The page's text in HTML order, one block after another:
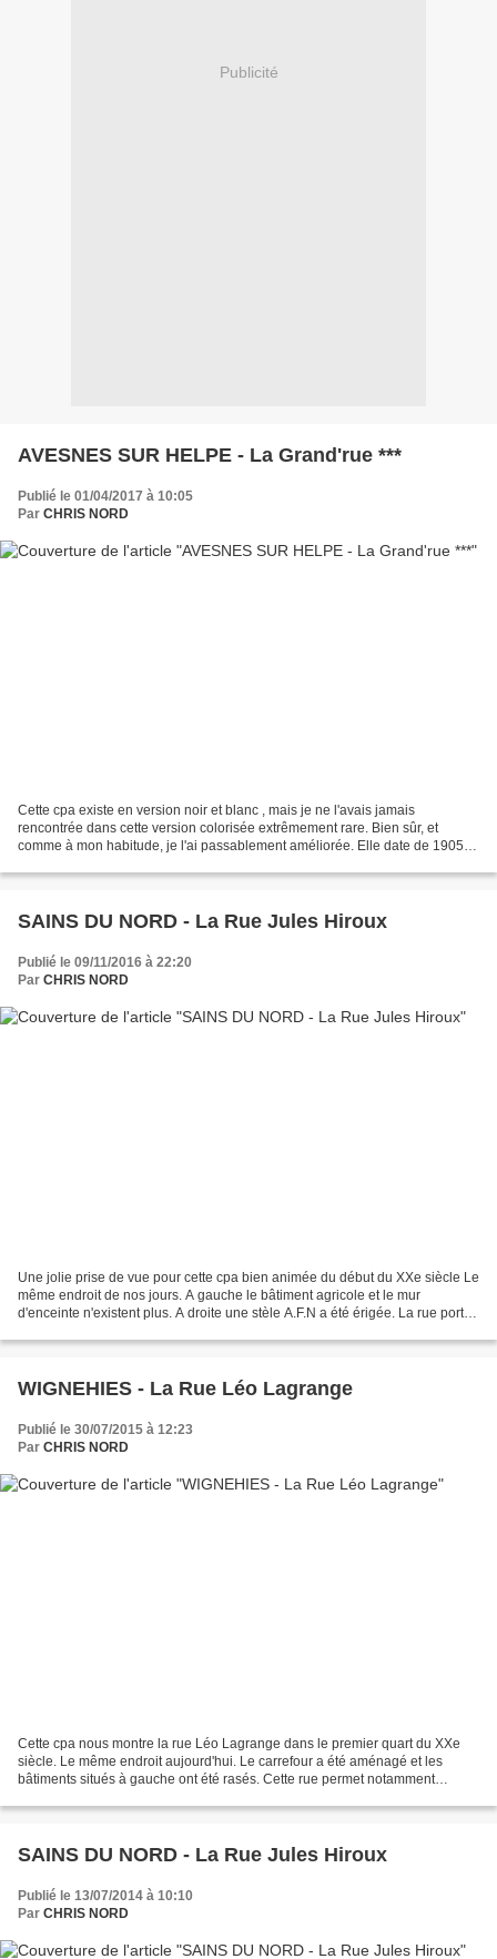
Publicité
AVESNES SUR HELPE - La Grand'rue ***
Publié le 01/04/2017 à 10:05
Par CHRIS NORD
Cette cpa existe en version noir et blanc , mais je ne l'avais jamais
rencontrée dans cette version colorisée extrêmement rare. Bien sûr, et
comme à mon habitude, je l'ai passablement améliorée. Elle date de 1905 et
SAINS DU NORD - La Rue Jules Hiroux
Publié le 09/11/2016 à 22:20
Par CHRIS NORD
Une jolie prise de vue pour cette cpa bien animée du début du XXe siècle Le
même endroit de nos jours. A gauche le bâtiment agricole et le mur
d'enceinte n'existent plus. A droite une stèle A.F.N a été érigée. La rue porte
WIGNEHIES - La Rue Léo Lagrange
Publié le 30/07/2015 à 12:23
Par CHRIS NORD
Cette cpa nous montre la rue Léo Lagrange dans le premier quart du XXe
siècle. Le même endroit aujourd'hui. Le carrefour a été aménagé et les
bâtiments situés à gauche ont été rasés. Cette rue permet notamment
SAINS DU NORD - La Rue Jules Hiroux
Publié le 13/07/2014 à 10:10
Par CHRIS NORD